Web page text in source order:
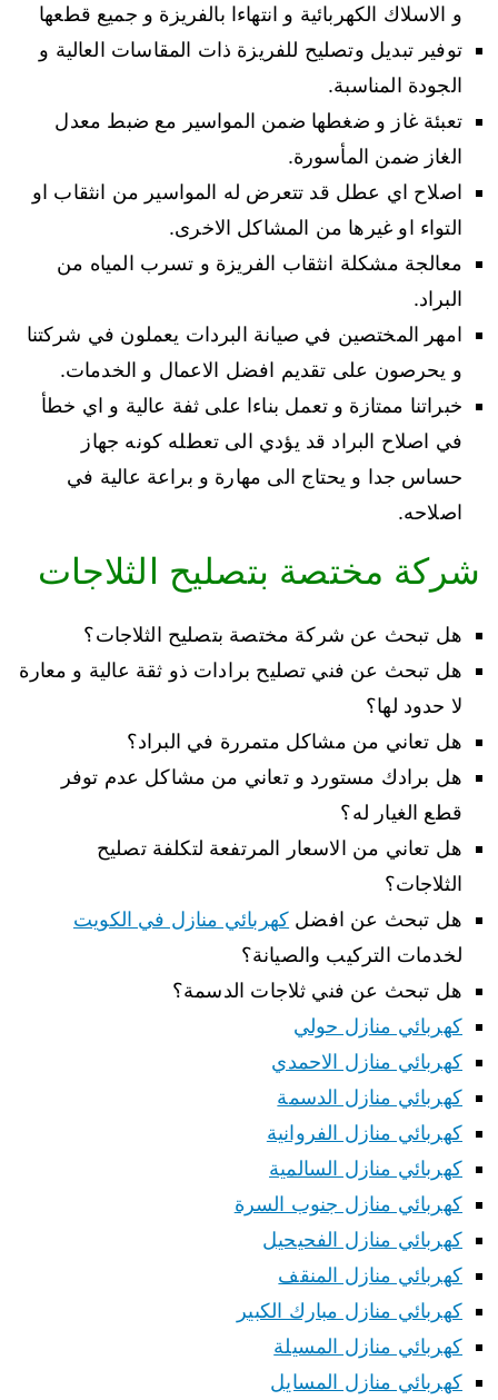
و الاسلاك الكهربائية و انتهاءا بالفريزة و جميع قطعها
توفير تبديل وتصليح للفريزة ذات المقاسات العالية و
الجودة المناسبة.
تعبئة غاز و ضغطها ضمن المواسير مع ضبط معدل
الغاز ضمن المأسورة.
اصلاح اي عطل قد تتعرض له المواسير من انثقاب او
التواء او غيرها من المشاكل الاخرى.
معالجة مشكلة انثقاب الفريزة و تسرب المياه من
البراد.
امهر المختصين في صيانة البردات يعملون في شركتنا
و يحرصون على تقديم افضل الاعمال و الخدمات.
خبراتنا ممتازة و تعمل بناءا على ثفة عالية و اي خطأ
في اصلاح البراد قد يؤدي الى تعطله كونه جهاز
حساس جدا و يحتاج الى مهارة و براعة عالية في
اصلاحه.
شركة مختصة بتصليح الثلاجات
هل تبحث عن شركة مختصة بتصليح الثلاجات؟
هل تبحث عن فني تصليح برادات ذو ثقة عالية و معارة
لا حدود لها؟
هل تعاني من مشاكل متمررة في البراد؟
هل برادك مستورد و تعاني من مشاكل عدم توفر
قطع الغيار له؟
هل تعاني من الاسعار المرتفعة لتكلفة تصليح
الثلاجات؟
هل تبحث عن افضل كهربائي منازل في الكويت
لخدمات التركيب والصيانة؟
هل تبحث عن فني ثلاجات الدسمة؟
كهربائي منازل حولي
كهربائي منازل الاحمدي
كهربائي منازل الدسمة
كهربائي منازل الفروانية
كهربائي منازل السالمية
كهربائي منازل جنوب السرة
كهربائي منازل الفحيحيل
كهربائي منازل المنقف
كهربائي منازل مبارك الكبير
كهربائي منازل المسيلة
كهربائي منازل المسايل